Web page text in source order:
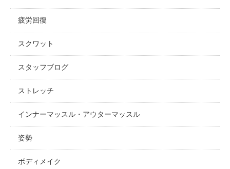
疲労回復
スクワット
スタッフブログ
ストレッチ
インナーマッスル・アウターマッスル
姿勢
ボディメイク